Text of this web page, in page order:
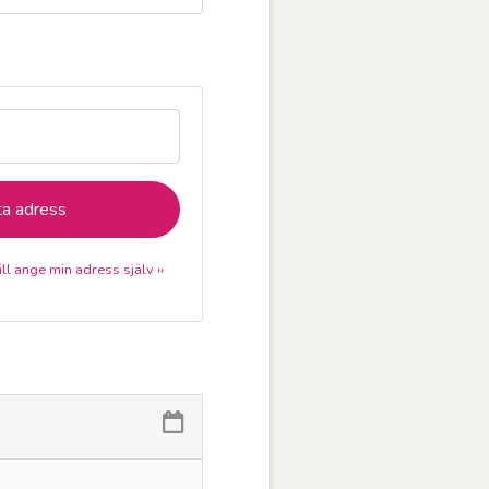
adress
ange min adress själv ››